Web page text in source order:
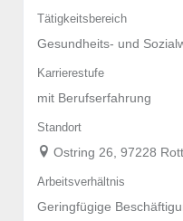
Tätigkeitsbereich
Gesundheits- und
Karrierestufe
mit Berufserfahrung
Standort
Ostring 26, 97228
Arbeitsverhältnis
Geringfügige